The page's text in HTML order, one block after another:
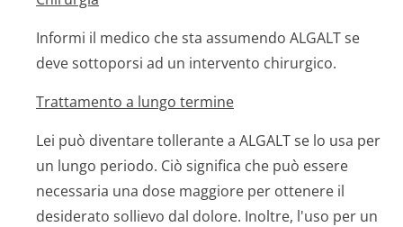
Informi il medico che sta assumendo ALGALT se
deve sottoporsi ad un intervento chirurgico.
Trattamento a lungo termine
Lei può diventare tollerante a ALGALT se lo usa per
un lungo periodo. Ciò significa che può essere
necessaria una dose maggiore per ottenere il
desiderato sollievo dal dolore. Inoltre, l'uso per un